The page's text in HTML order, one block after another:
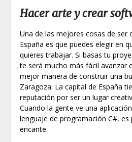
Hacer arte y crear
Una de las mejores cosas de ser
España es que puedes elegir en
quieres trabajar. Si basas tu
te será mucho más fácil avanzar
mejor manera de construir una
Zaragoza. La capital de España
reputación por ser un lugar
Cuando la gente ve una
lenguaje de programación C#, es
encante.